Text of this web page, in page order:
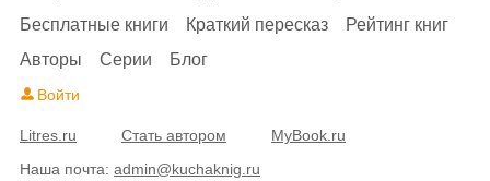
Бесплатные книги
Краткий пересказ
Рейтинг книг
Авторы
Серии Блог
Войти
Litres.ru Стать автором
MyBook.ru
Наша почта: admin@kuchaknig.ru